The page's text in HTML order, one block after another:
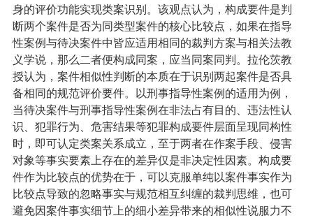
身的评价功能实现类案识别。该观点认为，构成要件是判
断两个案件是否为同类型案件的核心比较点，如果在指导
性案例与待决案件中皆应适用相同的裁判方案与相关法教
义学说，那么二者便构成同案，应当同案同判。拉伦茨教
授认为，案件相似性判断的本质在于识别两起案件是否具
备相同的规范评价要件。以刑事指导性案例的适用为例，
当待决案件与刑事指导性案例在非法占有目的、违法性认
识、犯罪行为、危害结果等犯罪构成要件层面呈现同构性
时，即可认定类案关系成立，至于两者在作案手段、侵害
对象等事实要素上存在的差异仅是非决定性因素。构成要
件作为比较点的优势在于，可以克服单纯以案件事实作为
比较点导致的忽略事实与规范相互纠缠的裁判思维，也可
避免因案件事实细节上的细小差异带来的相似性说服力不